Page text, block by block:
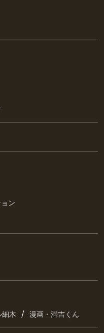
ン
細木 / 漫画・満吉くん